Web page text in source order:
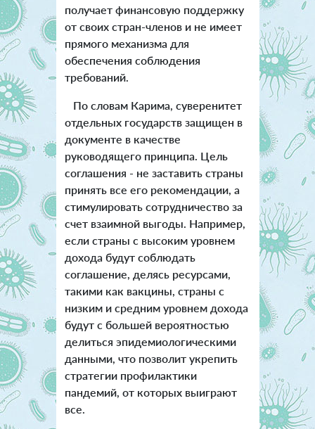
получает финансовую поддержку
от своих стран-членов и не имеет
прямого механизма для
обеспечения соблюдения
требований.
По словам Карима, суверенитет
отдельных государств защищен в
документе в качестве
руководящего принципа. Цель
соглашения - не заставить страны
принять все его рекомендации, а
стимулировать сотрудничество за
счет взаимной выгоды. Например,
если страны с высоким уровнем
дохода будут соблюдать
соглашение, делясь ресурсами,
такими как вакцины, страны с
низким и средним уровнем дохода
будут с большей вероятностью
делиться эпидемиологическими
данными, что позволит укрепить
стратегии профилактики
пандемий, от которых выиграют
все.